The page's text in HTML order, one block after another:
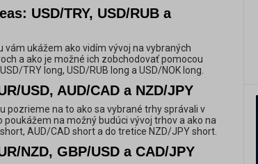
USD/TRY, USD/RUB a
vám ukážem ako vidím vývoj na vybraných
a ako je možné ich zobchodovať pomocou
TRY long, USD/RUB long a USD/NOK long.
USD, AUD/CAD a NZD/JPY
pozrieme na to ako sa vybrané trhy správali v
na možný budúci vývoj trhov a ako na
AUD/CAD short a do tretice NZD/JPY short.
NZD, GBP/USD a CAD/JPY